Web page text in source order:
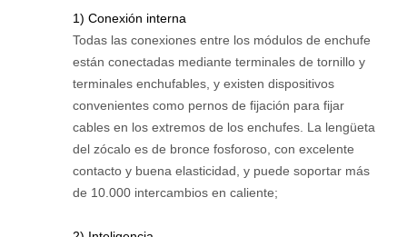
1) Conexión interna
Todas las conexiones entre los módulos de enchufe
están conectadas mediante terminales de tornillo y
terminales enchufables, y existen dispositivos
convenientes como pernos de fijación para fijar
cables en los extremos de los enchufes. La lengüeta
del zócalo es de bronce fosforoso, con excelente
contacto y buena elasticidad, y puede soportar más
de 10.000 intercambios en caliente;